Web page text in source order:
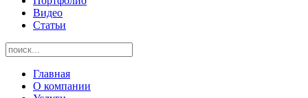
Видео
Статьи
Главная
О компании